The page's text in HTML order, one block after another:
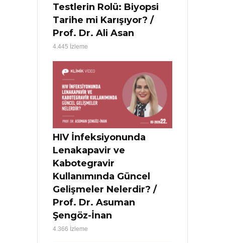
Testlerin Rolü: Biyopsi
Tarihe mi Karışıyor? /
Prof. Dr. Ali Asan
4.445 İzleme
HIV İnfeksiyonunda
Lenakapavir ve
Kabotegravir
Kullanımında Güncel
Gelişmeler Nelerdir? /
Prof. Dr. Asuman
Şengöz-İnan
4.366 İzleme